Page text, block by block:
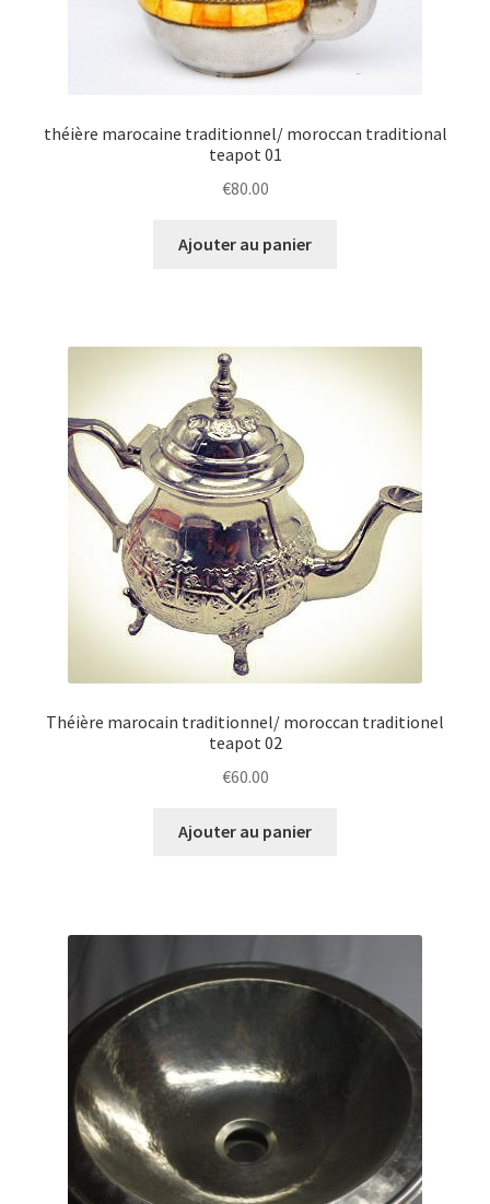
théière marocaine traditionnel/ moroccan traditional
teapot 01
€80.00
Ajouter au panier
Théière marocain traditionnel/ moroccan traditionel
teapot 02
€60.00
Ajouter au panier